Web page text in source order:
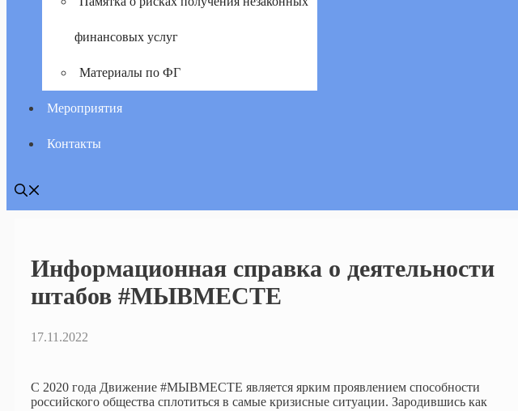
финансовых услуг
Материалы по ФГ
Мероприятия
Контакты
Информационная справка о деятельности
штабов #МЫВМЕСТЕ
17.11.2022
С 2020 года Движение #МЫВМЕСТЕ является ярким проявлением способности
российского общества сплотиться в самые кризисные ситуации. Зародившись как